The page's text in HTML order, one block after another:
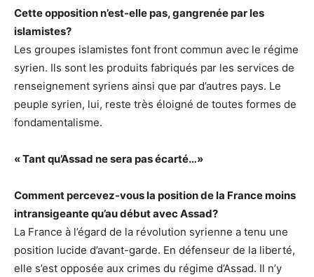
Cette opposition n’est-elle pas, gangrenée par les
islamistes?
Les groupes islamistes font front commun avec le régime
syrien. Ils sont les produits fabriqués par les services de
renseignement syriens ainsi que par d’autres pays. Le
peuple syrien, lui, reste très éloigné de toutes formes de
fondamentalisme.
« Tant qu’Assad ne sera pas écarté…»
Comment percevez-vous la position de la France moins
intransigeante qu’au début avec Assad?
La France à l’égard de la révolution syrienne a tenu une
position lucide d’avant-garde. En défenseur de la liberté,
elle s’est opposée aux crimes du régime d’Assad. Il n’y